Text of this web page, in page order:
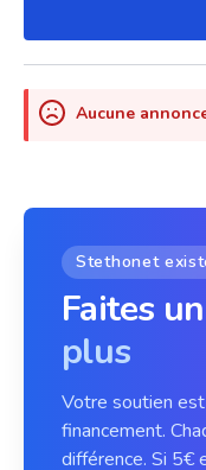
Aucune
Stethonet
Faites
plus
Votre soutien
financement.
différence. Si 5€